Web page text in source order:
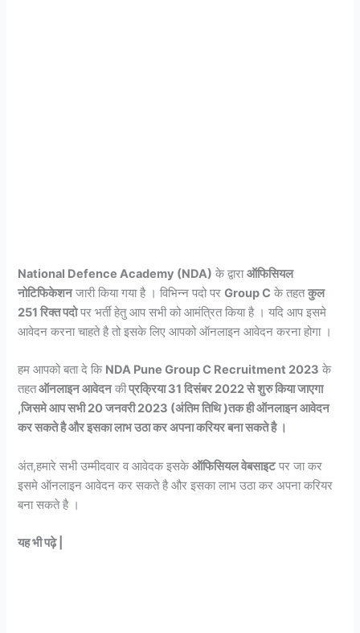
National Defence Academy (NDA) के द्वाराऑफिसियल
नोटिफिकेशनजारी किया गया है । विभिन्न पदो परGroup C के तहतकुल
251 रिक्त पदोपर भर्ती हेतु आप सभी को आमंत्रित किया है । यदि आप इसमे
आवेदन करना चाहते है तो इसके लिए आपको ऑनलाइन आवेदन करना होगा ।
हम आपको बता दे कि NDA Pune Group C Recruitment 2023 के
तहतऑनलाइन आवेदनकीप्रक्रिया 31 दिसंबर 2022 से शुरु किया जाएगा
,जिसमे आप सभी 20 जनवरी 2023 (अंतिम तिथि )तक ही ऑनलाइन आवेदन
कर सकते है और इसका लाभ उठा कर अपना करियर बना सकते है ।
अंत,हमारे सभी उम्मीदवार व आवेदक इसकेऑफिसियल वेबसाइटपर जा कर
इसमे ऑनलाइन आवेदन कर सकते है और इसका लाभ उठा कर अपना करियर
बना सकते है ।
यह भी पढ़े |